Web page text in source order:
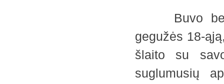
Buvo
gegužės 18-
šlaito su
suglumusių